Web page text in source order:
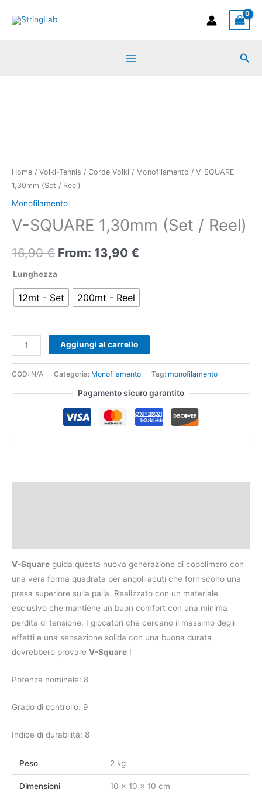
Home / Volkl-Tennis / Corde Volkl / Monofilamento / V-SQUARE
1,30mm (Set / Reel)
Monofilamento
V-SQUARE 1,30mm (Set / Reel)
16,90€ From: 13,90 €
Lunghezza
12mt - Set 200mt - Reel
quantità
Aggiungi al carrello
COD: N/A Categoria: Monofilamento Tag: monofilamento
Pagamento sicuro garantito
V-Square guida questa nuova generazione di copolimero con
una vera forma quadrata per angoli acuti che forniscono una
presa superiore sulla palla. Realizzato con un materiale
esclusivo che mantiene un buon comfort con una minima
perdita di tensione. I giocatori che cercano il massimo degli
effetti e una sensazione solida con una buona durata
dovrebbero provare V-Square !
Potenza nominale: 8
Grado di controllo: 9
Indice di durabilità: 8
Peso 2 kg
Dimensioni 10 × 10 × 10 cm